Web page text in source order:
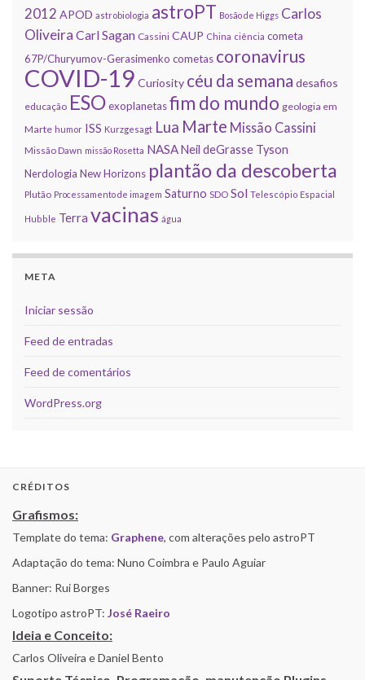
2012 APOD astrobiologia astroPT Bosão de Higgs Carlos
Oliveira Carl Sagan Cassini CAUP China ciência cometa
67P/Churyumov-Gerasimenko cometas coronavirus
COVID-19 Curiosity céu da semana desafios
educação ESOexoplanetasfim do mundo geologia em
Marte humor ISS Kurzgesagt Lua Marte Missão Cassini
Missão Dawn missão Rosetta NASANeil deGrasse Tyson
Nerdologia New Horizons plantão da descoberta
Plutão Processamento de imagem Saturno SDO Sol Telescópio Espacial
Hubble Terra vacinas água
META
Iniciar sessão
Feed de entradas
Feed de comentários
WordPress.org
CRÉDITOS
Grafismos:
Template do tema: Graphene, com alterações pelo astroPT
Adaptação do tema: Nuno Coimbra e Paulo Aguiar
Banner: Rui Borges
Logotipo astroPT: José Raeiro
Ideia e Conceito:
Carlos Oliveira e Daniel Bento